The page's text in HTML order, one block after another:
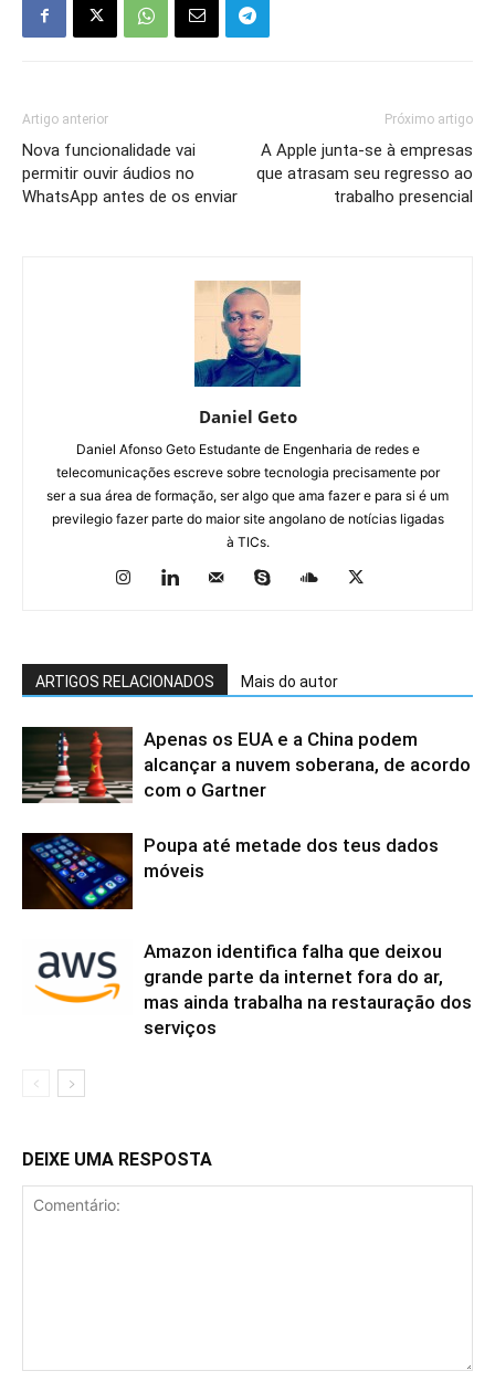
Artigo anterior
Nova funcionalidade vai
permitir ouvir áudios no
WhatsApp antes de os enviar
Próximo artigo
A Apple junta-se à empresas
que atrasam seu regresso ao
trabalho presencial
Daniel Geto
Daniel Afonso Geto Estudante de Engenharia de redes e
telecomunicações escreve sobre tecnologia precisamente por
ser a sua área de formação, ser algo que ama fazer e para si é um
previlegio fazer parte do maior site angolano de notícias ligadas
à TICs.
ARTIGOS RELACIONADOS Mais do autor
Apenas os EUA e a China podem
alcançar a nuvem soberana, de acordo
com o Gartner
Poupa até metade dos teus dados
móveis
Amazon identifica falha que deixou
grande parte da internet fora do ar,
mas ainda trabalha na restauração dos
serviços
DEIXE UMA RESPOSTA